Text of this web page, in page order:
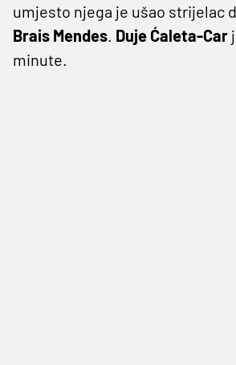
umjesto njega je ušao strijelac
Brais Mendes. Duje Ćaleta-Car
minute.